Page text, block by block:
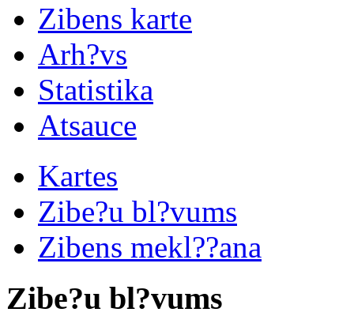
Zibens karte
Arh?vs
Statistika
Atsauce
Kartes
Zibe?u bl?vums
Zibens mekl??ana
Zibe?u bl?vums